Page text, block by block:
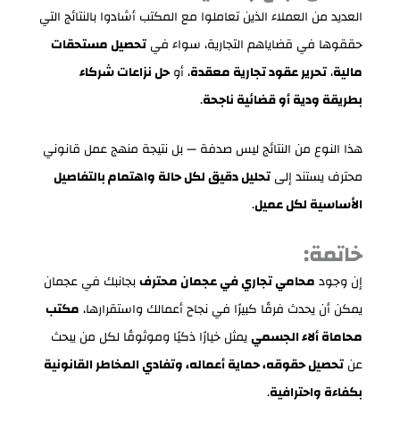
العديد من العملاء الذين تعاملوا مع المكتب أشادوا بالنتائج التي
حققوها في قضاياهم التجارية، سواء فيتحصيل مستحقات
مالية،تحرير عقود تجارية معقدة، أوحل نزاعات شركاء
بطريقة ودية أو قضائية ناجحة.
هذا النوع من النتائج ليس صدفة — بل نتيجة منهج عمل قانوني
محترف يستند إلىتحليل دقيق لكل حالة واهتمام بالتفاصيل
الأساسية لكل عميل.
خاتمة:
إن وجودمحامي تجاري في عجمان محترفبجانبك في عجمان
يمكن أن يحدث فرقًا كبيرًا في نجاح أعمالك واستقرارها،مكتب
محاماة ألاء الجسمييمثل خيارًا ذكيًا وموثوقًا لكل من يبحث
عنتحصيل حقوقه، حماية أعماله، وتفادي المخاطر القانونية
بكفاءة واحترافية.